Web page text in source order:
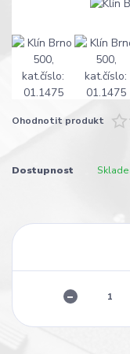
Ohodnotit produkt
Dostupnost